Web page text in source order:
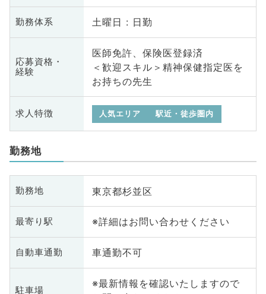
勤務体系 土曜日 : 日勤
応募資格・
経験
医師免許、保険医登録済
＜歓迎スキル＞精神保健指定医を
お持ちの先生
求人特徴 人気エリア 駅近・徒歩圏内
勤務地
勤務地 東京都杉並区
最寄り駅 ※詳細はお問い合わせください
自動車通勤 車通勤不可
駐車場
※最新情報を確認いたしますので